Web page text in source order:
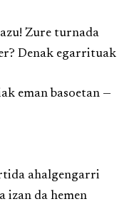
Zure turnada
Denak egarrituak
eman basoetan —
ahalgengarri
izan da hemen